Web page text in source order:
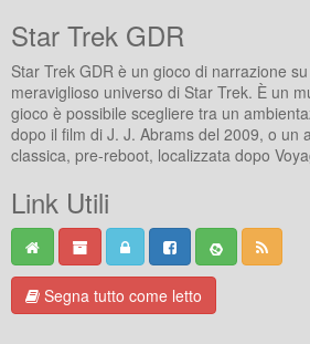
Star Trek GDR
Star Trek GDR è un gioco di narrazione
meraviglioso universo di Star Trek. È un
gioco è possibile scegliere tra un
dopo il film di J. J. Abrams del 2009, o un
classica, pre-reboot, localizzata dopo
Link Utili
Segna tutto come letto